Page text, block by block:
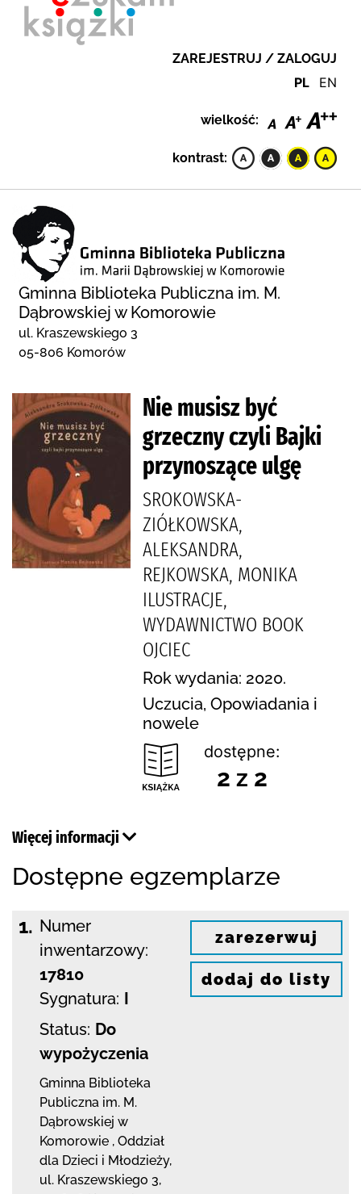
ZAREJESTRUJ / ZALOGUJ
PL EN
wielkość:
kontrast:
Gminna Biblioteka Publiczna im. M.
Dąbrowskiej w Komorowie
ul. Kraszewskiego 3
05-806 Komorów
Nie musisz być
grzeczny czyli Bajki
przynoszące ulgę
SROKOWSKA-
ZIÓŁKOWSKA,
ALEKSANDRA,
REJKOWSKA, MONIKA
ILUSTRACJE,
WYDAWNICTWO BOOK
OJCIEC
Rok wydania: 2020.
Uczucia, Opowiadania i
nowele
dostępne:
2 z 2
Więcej informacji
Dostępne egzemplarze
1. Numer
inwentarzowy:
17810
Sygnatura: I
Status: Do
wypożyczenia
Gminna Biblioteka
Publiczna im. M.
Dąbrowskiej w
Komorowie , Oddział
dla Dzieci i Młodzieży,
ul. Kraszewskiego 3,
zarezerwuj
dodaj do listy